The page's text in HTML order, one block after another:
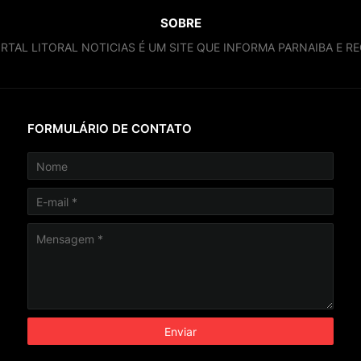
SOBRE
LITORAL NOTICIAS É UM SITE QUE INFORMA PARNAIBA E
FORMULÁRIO DE CONTATO